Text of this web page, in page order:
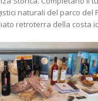
naturali del parco del
retroterra della costa